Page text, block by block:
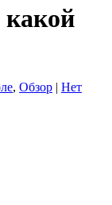
, Обзор | Нет